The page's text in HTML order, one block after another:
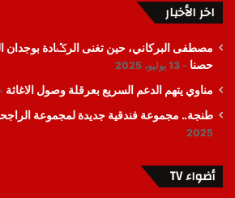
اخر الأخبار
مصطفى البركاني، حين تغنى الرݣادة بوجدان
حصنا
13 يوليو، 2025
مناوي يتهم الدعم السريع بعرقلة وصول الاغاثة
طنجة.. مجموعة فندقية جديدة لمجموعة
2025
أضواء TV